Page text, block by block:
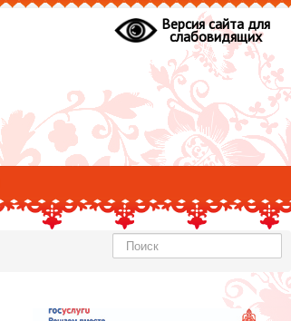
Версия сайта для
слабовидящих
Найти